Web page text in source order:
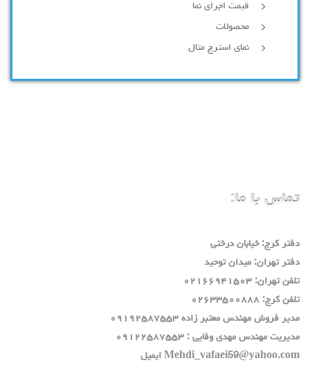
قیمت اجرای نما
محصولات
نمای استرچ متال
تماس با ما:
دفتر كرج: خيابان درختي
دفتر تهران: ميدان توحيد
تلفن تهران: ٠٢١٦٦٩٤١٥٠٣
تلفن كرج: ٠٢٦٣٣٥٠٠٨٨٨
مدير فروش مهندس معتبر زاده ٠٩١٩٢٥٨٧٥٥٣
مديريت مهندس مهدي وفايي : ٠٩١٢٢٥٨٧٥٥٣
Mehdi_vafaei59@yahoo.com ايميل